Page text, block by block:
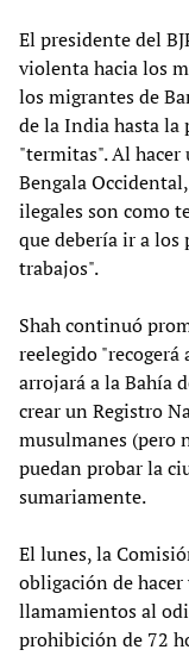
El presidente del
violenta hacia los
los migrantes de
de la India hasta la
"termitas". Al hacer
Bengala
ilegales son como
que debería ir a los
trabajos".
Shah continuó
reelegido
arrojará a la Bahía
crear un Registro
musulmanes (pero
puedan probar la
sumariamente.
El lunes, la
obligación de
llamamientos al
prohibición de 72